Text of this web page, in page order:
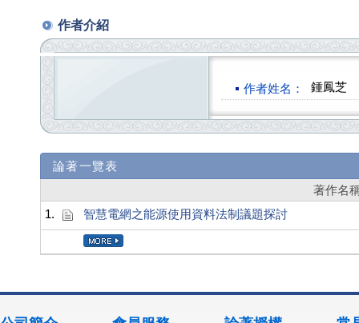
作者介紹
作者姓名： 鍾鳳芝
論著一覽表
著作名
1.
智慧電網之能源使用資料法制議題探討